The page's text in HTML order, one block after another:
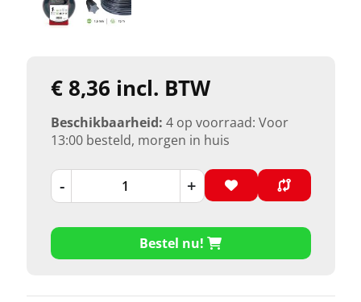
€ 8,36 incl. BTW
Beschikbaarheid: 4 op voorraad: Voor
13:00 besteld, morgen in huis
- +
Bestel nu!